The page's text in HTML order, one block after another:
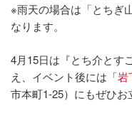
※雨天の場合は「とちぎ
なります。
4月15日は『とち介とす
え、イベント後には「岩
市本町1-25）にもぜひお